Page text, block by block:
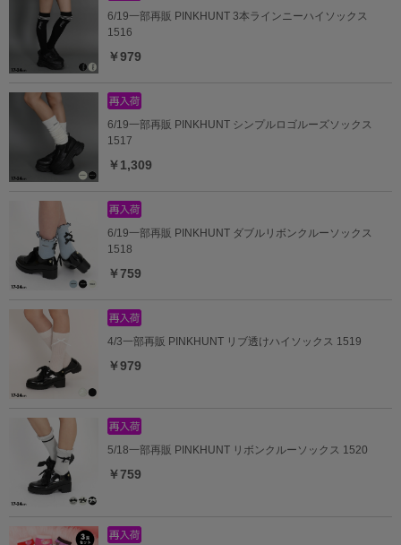
6/19一部再販 PINKHUNT 3本ラインニーハイソックス
1516
￥979
6/19一部再販 PINKHUNT シンプルロゴルーズソックス
1517
￥1,309
6/19一部再販 PINKHUNT ダブルリボンクルーソックス
1518
￥759
4/3一部再販 PINKHUNT リブ透けハイソックス 1519
￥979
5/18一部再販 PINKHUNT リボンクルーソックス 1520
￥759